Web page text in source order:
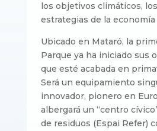
los objetivos climáticos,
estrategias de la economía
Ubicado en Mataró, la
Parque ya ha iniciado sus
que esté acabada en
Será un equipamiento
innovador, pionero en
albergará un “centro
de residuos (Espai Refer)